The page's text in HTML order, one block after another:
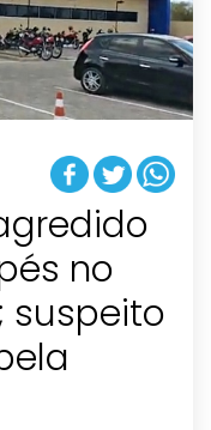
no
suspeito